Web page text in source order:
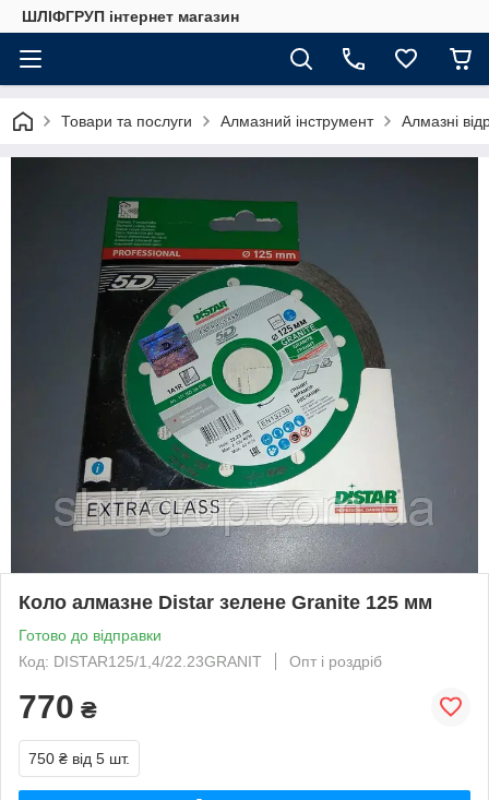
ШЛІФГРУП інтернет магазин
Товари та послуги Алмазний інструмент Алмазні
Коло алмазне Distar зелене Granite 125 мм
Готово до відправки
Код: DISTAR125/1,4/22.23GRANIT
Опт і роздріб
770 ₴
750 ₴ від 5 шт.